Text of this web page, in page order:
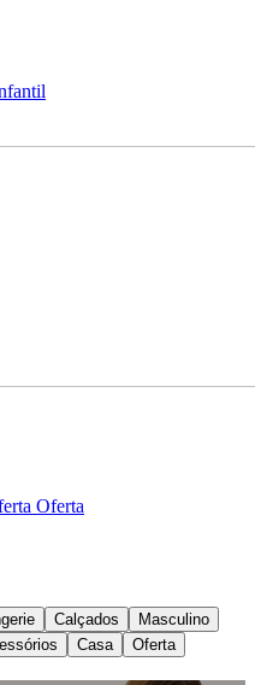
Oferta
Calçados
Masculino
Casa Oferta